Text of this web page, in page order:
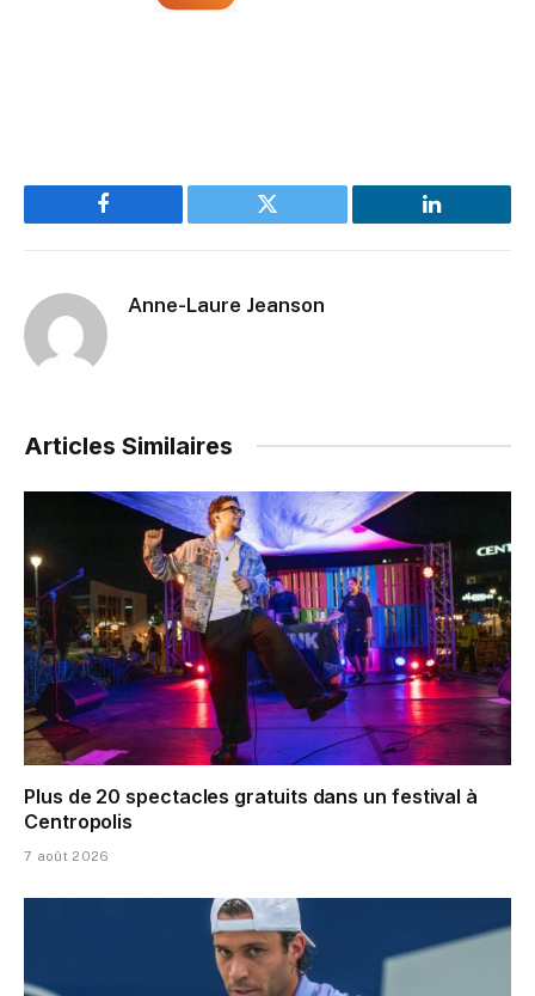
Facebook Twitter LinkedIn
Anne-Laure Jeanson
Articles Similaires
Plus de 20 spectacles gratuits dans un festival à
Centropolis
7 août 2026